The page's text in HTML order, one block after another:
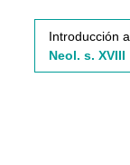
Introducción
Neol. s. XVIII